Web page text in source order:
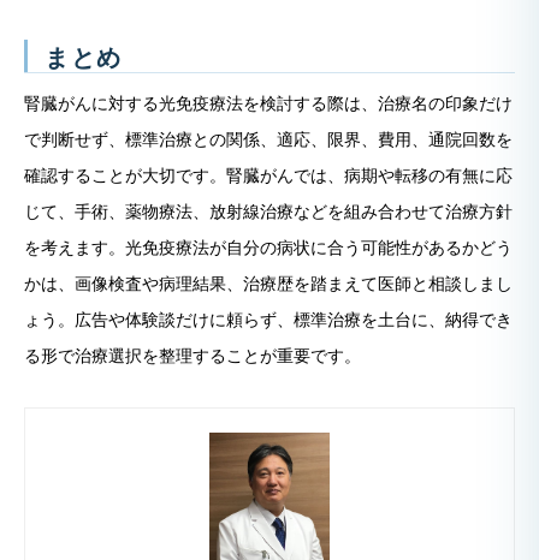
まとめ
腎臓がんに対する光免疫療法を検討する際は、治療名の印象だけ
で判断せず、標準治療との関係、適応、限界、費用、通院回数を
確認することが大切です。腎臓がんでは、病期や転移の有無に応
じて、手術、薬物療法、放射線治療などを組み合わせて治療方針
を考えます。光免疫療法が自分の病状に合う可能性があるかどう
かは、画像検査や病理結果、治療歴を踏まえて医師と相談しまし
ょう。広告や体験談だけに頼らず、標準治療を土台に、納得でき
る形で治療選択を整理することが重要です。